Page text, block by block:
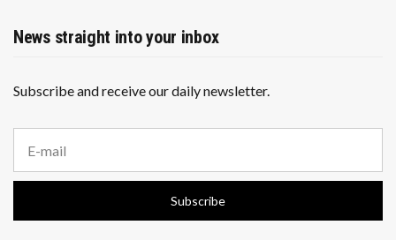
News straight into your inbox
Subscribe and receive our daily newsletter.
a
i
a
Subscribe